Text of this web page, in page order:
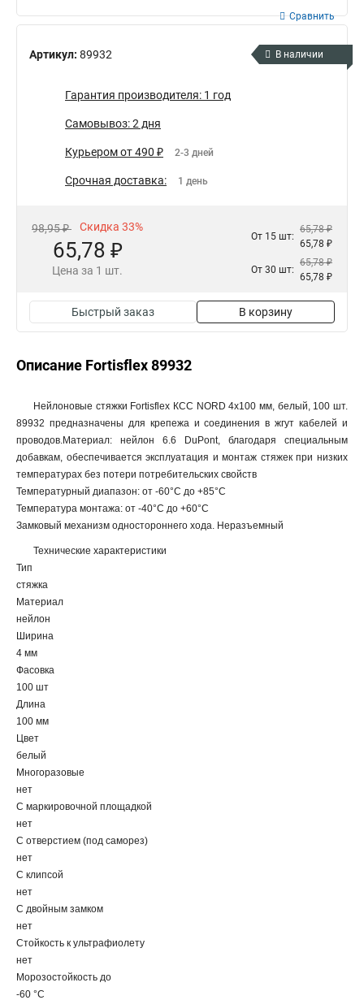
Артикул: 89932
Сравнить
В наличии
Гарантия производителя: 1 год
Самовывоз: 2 дня
Курьером от 490 ₽ 2-3 дней
Срочная доставка: 1 день
98,95 ₽ Скидка 33%
65,78 ₽
Цена за 1 шт.
От 15 шт:
65,78 ₽
65,78 ₽
От 30 шт:
65,78 ₽
65,78 ₽
Быстрый заказ В корзину
Описание Fortisflex 89932
Нейлоновые стяжки Fortisflex КСС NORD 4x100 мм, белый, 100 шт.
89932 предназначены для крепежа и соединения в жгут кабелей и
проводов.Материал: нейлон 6.6 DuPont, благодаря специальным
добавкам, обеспечивается эксплуатация и монтаж стяжек при низких
температурах без потери потребительских свойств
Температурный диапазон: от -60°C до +85°C
Температура монтажа: от -40°C до +60°C
Замковый механизм одностороннего хода. Неразъемный
Технические характеристики
Тип
стяжка
Материал
нейлон
Ширина
4 мм
Фасовка
100 шт
Длина
100 мм
Цвет
белый
Многоразовые
нет
С маркировочной площадкой
нет
С отверстием (под саморез)
нет
С клипсой
нет
С двойным замком
нет
Стойкость к ультрафиолету
нет
Морозостойкость до
-60 °С